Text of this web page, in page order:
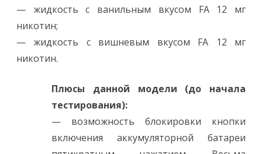
— жидкость с ванильным вкусом FA 12 мг
никотин;
— жидкость с вишневым вкусом FA 12 мг
никотин.
Плюсы данной модели (до начала
тестирования):
— возможность блокировки кнопки
включения аккумуляторной батареи